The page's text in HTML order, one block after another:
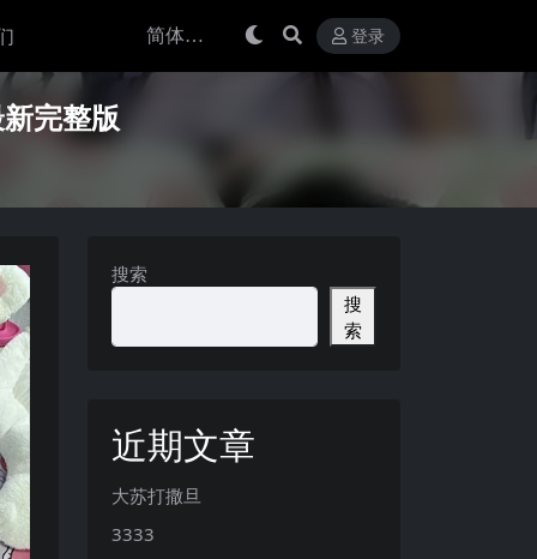
登录
完整版
搜索
搜
索
近期文章
大苏打撒旦
3333